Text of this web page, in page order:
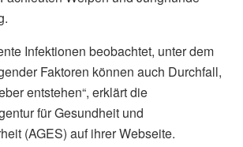
Infektionen beobachtet, unter dem
Faktoren können auch Durchfall,
entstehen“, erklärt die
für Gesundheit und
(AGES) auf ihrer Webseite.